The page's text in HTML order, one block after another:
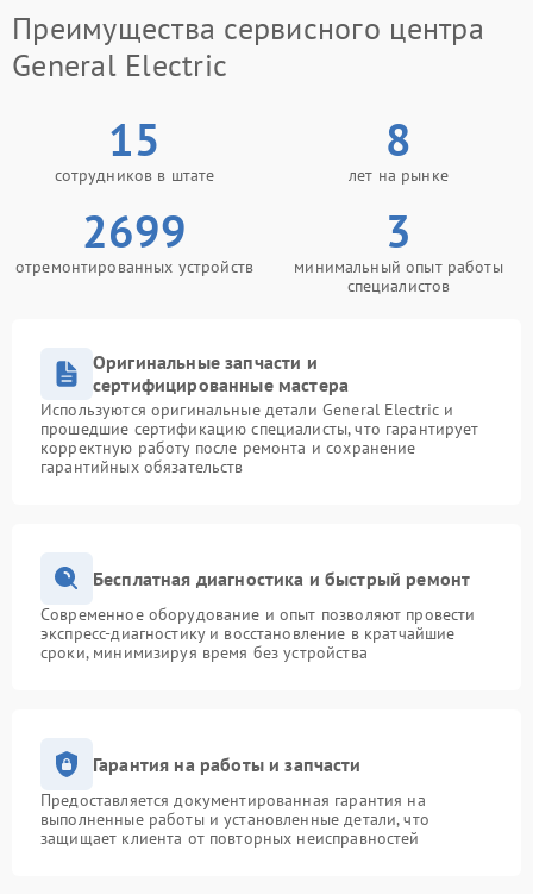
Преимущества сервисного центра
General Electric
15
сотрудников в штате
8
лет на рынке
2699
отремонтированных устройств
3
минимальный опыт работы
специалистов
Оригинальные запчасти и
сертифицированные мастера
Используются оригинальные детали General Electric и
прошедшие сертификацию специалисты, что гарантирует
корректную работу после ремонта и сохранение
гарантийных обязательств
Бесплатная диагностика и быстрый ремонт
Современное оборудование и опыт позволяют провести
экспресс-диагностику и восстановление в кратчайшие
сроки, минимизируя время без устройства
Гарантия на работы и запчасти
Предоставляется документированная гарантия на
выполненные работы и установленные детали, что
защищает клиента от повторных неисправностей